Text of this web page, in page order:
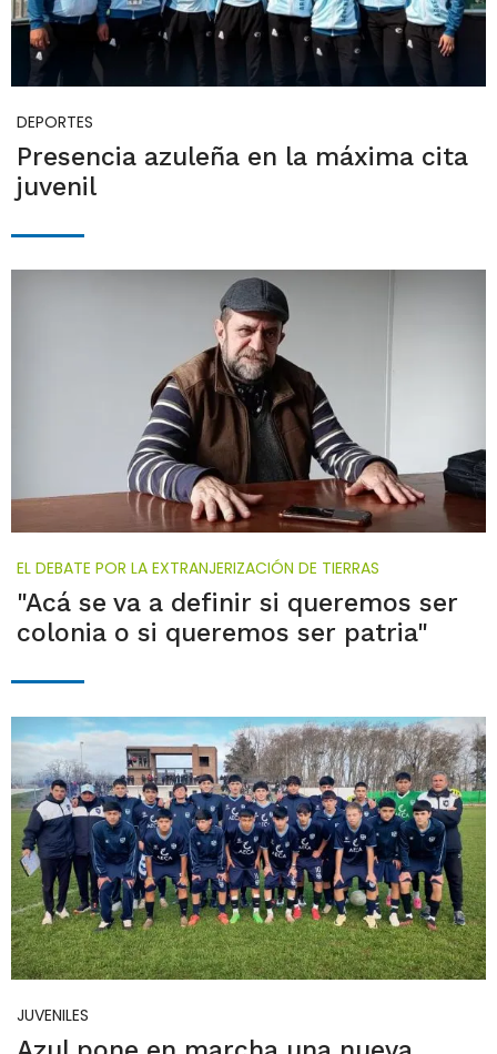
DEPORTES
Presencia azuleña en la máxima cita
juvenil
EL DEBATE POR LA EXTRANJERIZACIÓN DE TIERRAS
"Acá se va a definir si queremos ser
colonia o si queremos ser patria"
JUVENILES